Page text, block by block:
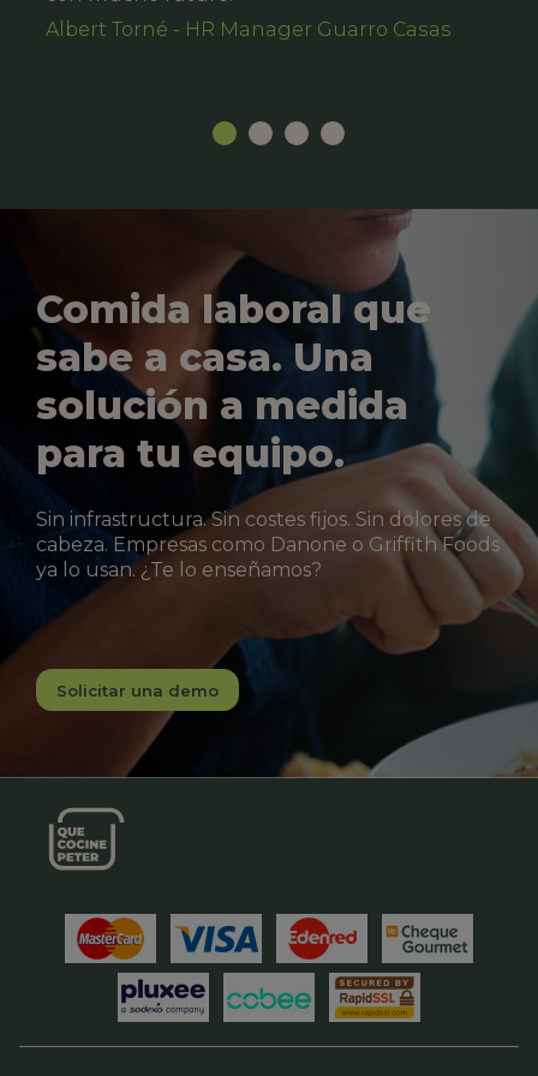
Albert Torné - HR Manager Guarro Casas
Comida laboral que
sabe a casa. Una
solución a medida
para tu equipo.
Sin infrastructura. Sin costes fijos. Sin dolores de
cabeza. Empresas como Danone o Griffith Foods
ya lo usan. ¿Te lo enseñamos?
Solicitar una demo